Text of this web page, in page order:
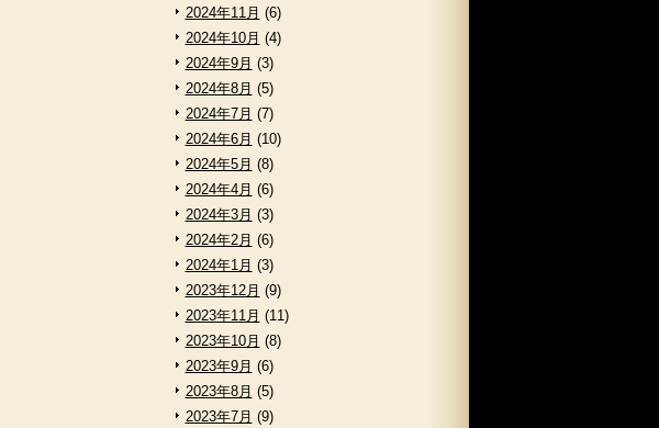
2024年11月 (6)
2024年10月 (4)
2024年9月 (3)
2024年8月 (5)
2024年7月 (7)
2024年6月 (10)
2024年5月 (8)
2024年4月 (6)
2024年3月 (3)
2024年2月 (6)
2024年1月 (3)
2023年12月 (9)
2023年11月 (11)
2023年10月 (8)
2023年9月 (6)
2023年8月 (5)
2023年7月 (9)